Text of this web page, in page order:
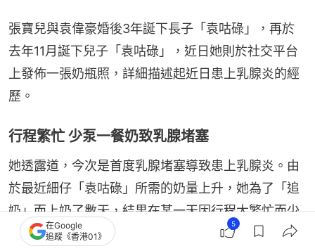
張寶兒與袁偉豪婚後3年誕下長子「袁咕碌」，再於
去年11月誕下兒子「袁咕碌」，近日她則於社交平台
上發佈一張奶瓶照，詳細描述起近日患上乳腺炎的經
歷。
行程繁忙 少泵一餐奶致乳腺堵塞
她透露道，今次是首度乳腺堵塞導致患上乳腺炎。由
於最近細仔「袁咕碌」所需的奶量上升，她為了「追
奶」而上奶了數天，結果在某一天因行程太繁忙而少
泵了一餐，結果立刻導致乳腺堵塞。
在Google
追蹤《香港01》
5